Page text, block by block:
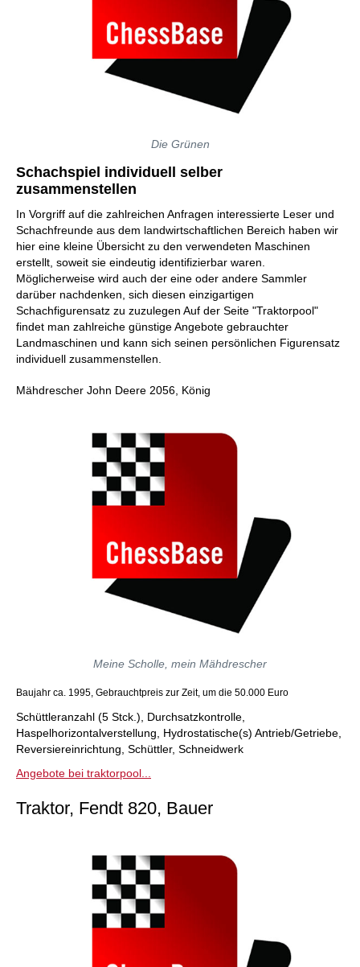
Die Grünen
Schachspiel individuell selber
zusammenstellen
In Vorgriff auf die zahlreichen Anfragen interessierte Leser und
Schachfreunde aus dem landwirtschaftlichen Bereich haben wir
hier eine kleine Übersicht zu den verwendeten Maschinen
erstellt, soweit sie eindeutig identifizierbar waren.
Möglicherweise wird auch der eine oder andere Sammler
darüber nachdenken, sich diesen einzigartigen
Schachfigurensatz zu zuzulegen Auf der Seite "Traktorpool"
findet man zahlreiche günstige Angebote gebrauchter
Landmaschinen und kann sich seinen persönlichen Figurensatz
individuell zusammenstellen.
Mähdrescher John Deere 2056, König
Meine Scholle, mein Mähdrescher
Baujahr ca. 1995, Gebrauchtpreis zur Zeit, um die 50.000 Euro
Schüttleranzahl (5 Stck.), Durchsatzkontrolle,
Haspelhorizontalverstellung, Hydrostatische(s) Antrieb/Getriebe,
Reversiereinrichtung, Schüttler, Schneidwerk
Angebote bei traktorpool...
Traktor, Fendt 820, Bauer